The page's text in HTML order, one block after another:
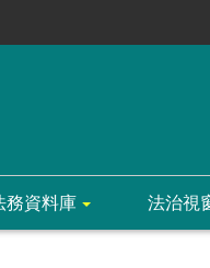
務資料庫 法治視